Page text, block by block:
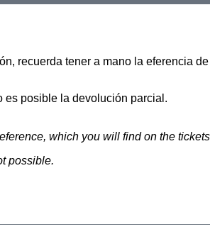
recuerda tener a mano la eferencia
es posible la devolución parcial.
which you will find on the
possible.